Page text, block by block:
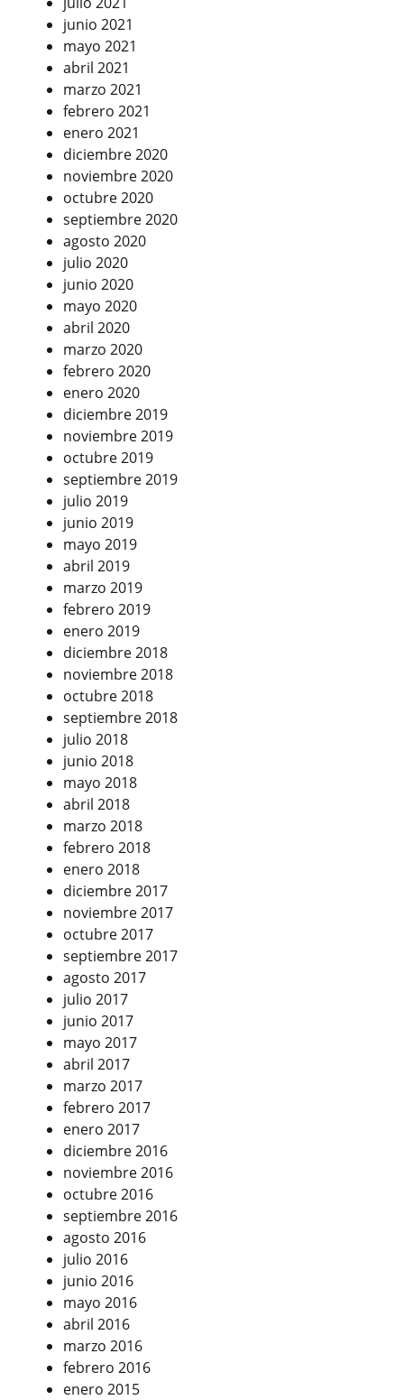
junio 2021
mayo 2021
abril 2021
marzo 2021
febrero 2021
enero 2021
diciembre 2020
noviembre 2020
octubre 2020
septiembre 2020
agosto 2020
julio 2020
junio 2020
mayo 2020
abril 2020
marzo 2020
febrero 2020
enero 2020
diciembre 2019
noviembre 2019
octubre 2019
septiembre 2019
julio 2019
junio 2019
mayo 2019
abril 2019
marzo 2019
febrero 2019
enero 2019
diciembre 2018
noviembre 2018
octubre 2018
septiembre 2018
julio 2018
junio 2018
mayo 2018
abril 2018
marzo 2018
febrero 2018
enero 2018
diciembre 2017
noviembre 2017
octubre 2017
septiembre 2017
agosto 2017
julio 2017
junio 2017
mayo 2017
abril 2017
marzo 2017
febrero 2017
enero 2017
diciembre 2016
noviembre 2016
octubre 2016
septiembre 2016
agosto 2016
julio 2016
junio 2016
mayo 2016
abril 2016
marzo 2016
febrero 2016
enero 2015